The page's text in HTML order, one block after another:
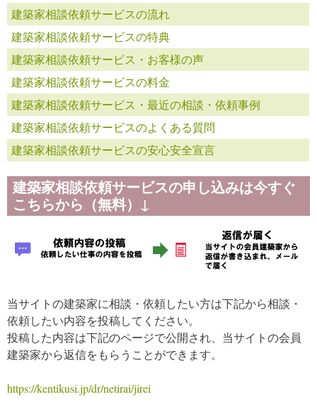
建築家相談依頼サービスの流れ
建築家相談依頼サービスの特典
建築家相談依頼サービス・お客様の声
建築家相談依頼サービスの料金
建築家相談依頼サービス・最近の相談・依頼事例
建築家相談依頼サービスのよくある質問
建築家相談依頼サービスの安心安全宣言
建築家相談依頼サービスの申し込みは今すぐ
こちらから（無料）↓
当サイトの建築家に相談・依頼したい方は下記から相談・
依頼したい内容を投稿してください。
投稿した内容は下記のページで公開され、当サイトの会員
建築家から返信をもらうことができます。
https://kentikusi.jp/dr/netirai/jirei